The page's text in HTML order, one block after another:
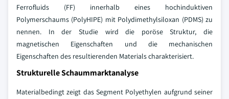
Ferrofluids (FF) innerhalb eines hochinduktiven
Polymerschaums (PolyHIPE) mit Polydimethylsiloxan (PDMS) zu
nennen. In der Studie wird die poröse Struktur, die
magnetischen Eigenschaften und die mechanischen
Eigenschaften des resultierenden Materials charakterisiert.
Strukturelle Schaummarktanalyse
Materialbedingt zeigt das Segment Polyethylen aufgrund seiner